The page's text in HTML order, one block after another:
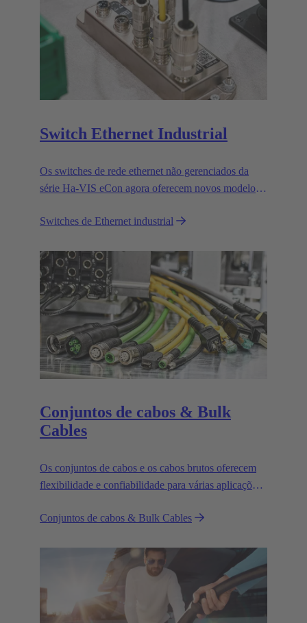
Switch Ethernet Industrial
Os switches de rede ethernet não gerenciados da
série Ha-VIS eCon agora oferecem novos modelos
viabilizar a configuração eficiente e a expansão da
Switches de Ethernet industrial
Conjuntos de cabos & Bulk
Cables
Os conjuntos de cabos e os cabos brutos oferecem
flexibilidade e confiabilidade para várias aplicações
Conjuntos de cabos & Bulk Cables